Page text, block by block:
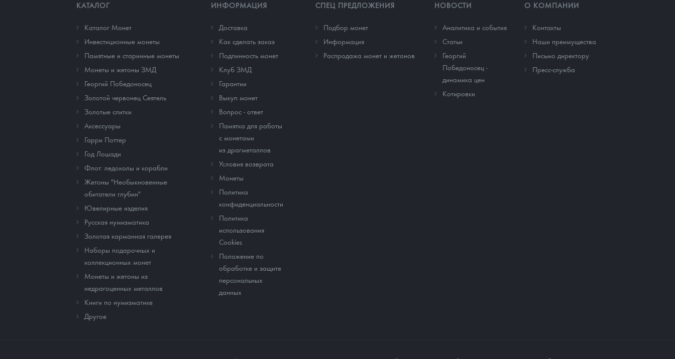
КАТАЛОГ
Каталог Монет
Инвестиционные монеты
Памятные и старинные монеты
Монеты и жетоны ЗМД
Георгий Победоносец
Золотой червонец Сеятель
Золотые слитки
Аксессуары
Гарри Поттер
Год Лошади
Флот: ледоколы и корабли
Жетоны "Необыкновенные
обитатели глубин"
Ювелирные изделия
Русская нумизматика
Золотая карманная галерея
Наборы подарочных и
коллекционных монет
Монеты и жетоны из
недрагоценных металлов
Книги по нумизматике
Другое
ИНФОРМАЦИЯ
Доставка
Как сделать заказ
Подлинность монет
Клуб ЗМД
Гарантии
Выкуп монет
Вопрос - ответ
Памятка для работы
с монетами
из драгметаллов
Условия возврата
Монеты
Политика
конфиденциальности
Политика
использования
Cookies
Положение по
обработке и защите
персональных
данных
СПЕЦ ПРЕДЛОЖЕНИЯ
Подбор монет
Информация
Распродажа монет и жетонов
НОВОСТИ
Аналитика и события
Cтатьи
Георгий
Победоносец -
динамика цен
Котировки
О КОМПАНИИ
Контакты
Наши преимущества
Письмо директору
Пресс-служба